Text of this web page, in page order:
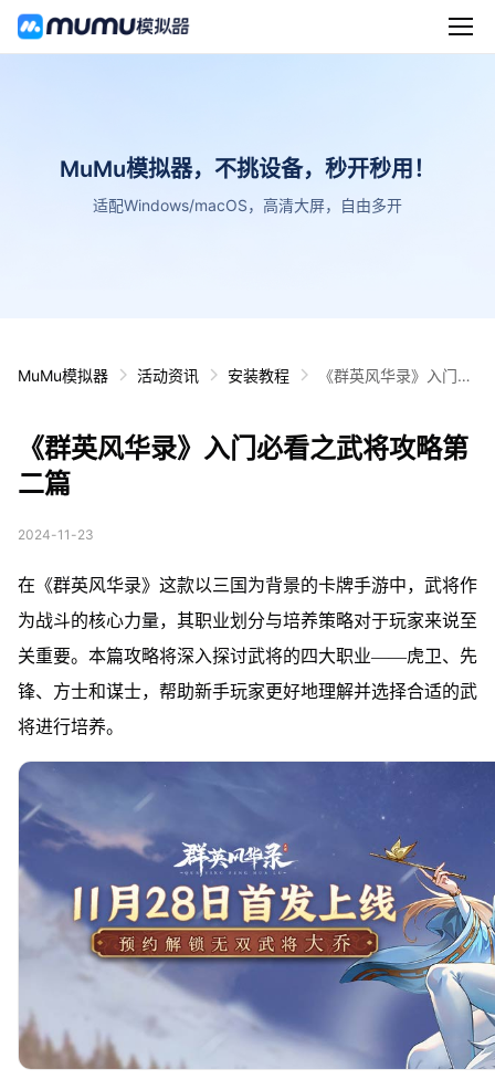
MuMu模拟器，不挑设备，秒开秒用！
适配Windows/macOS，高清大屏，自由多开
MuMu模拟器 活动资讯 安装教程
《群英风华录》入门必
《群英风华录》入门必看之武将攻略第
二篇
2024-11-23
在《群英风华录》这款以三国为背景的卡牌手游中，武将作
为战斗的核心力量，其职业划分与培养策略对于玩家来说至
关重要。本篇攻略将深入探讨武将的四大职业——虎卫、先
锋、方士和谋士，帮助新手玩家更好地理解并选择合适的武
将进行培养。